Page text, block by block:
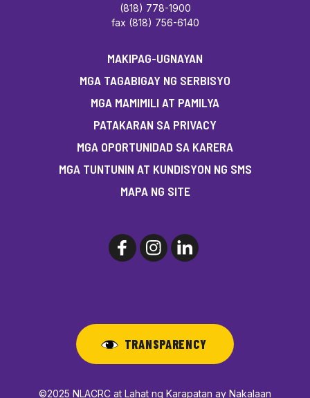
(818) 778-1900
fax (818) 756-6140
MAKIPAG-UGNAYAN
MGA TAGABIGAY NG SERBISYO
MGA MAMIMILI AT PAMILYA
PATAKARAN SA PRIVACY
MGA OPORTUNIDAD SA KARERA
MGA TUNTUNIN AT KUNDISYON NG SMS
MAPA NG SITE
TRANSPARENCY
©2025 NLACRC at Lahat ng Karapatan ay Nakalaan